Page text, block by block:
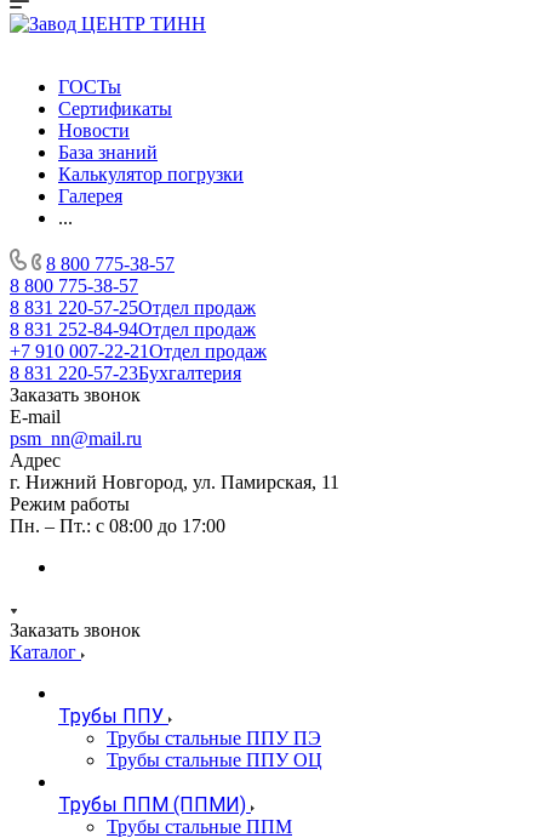
ГОСТы
Сертификаты
Новости
База знаний
Калькулятор погрузки
Галерея
...
8 800 775-38-57
8 800 775-38-57
8 831 220-57-25Отдел продаж
8 831 252-84-94Отдел продаж
+7 910 007-22-21Отдел продаж
8 831 220-57-23Бухгалтерия
Заказать звонок
E-mail
psm_nn@mail.ru
Адрес
г. Нижний Новгород, ул. Памирская, 11
Режим работы
Пн. – Пт.: с 08:00 до 17:00
Заказать звонок
Каталог
Трубы ППУ
Трубы стальные ППУ ПЭ
Трубы стальные ППУ ОЦ
Трубы ППМ (ППМИ)
Трубы стальные ППМ